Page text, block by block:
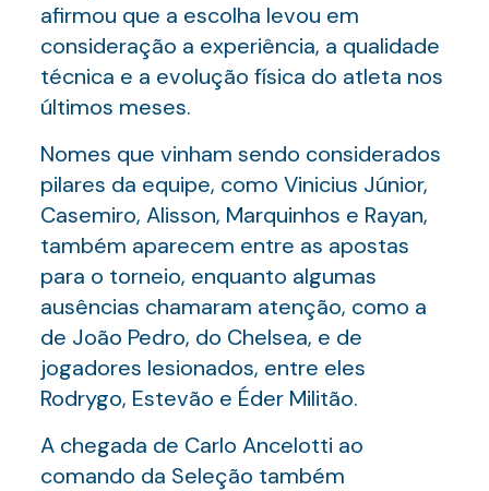
afirmou que a escolha levou em
consideração a experiência, a qualidade
técnica e a evolução física do atleta nos
últimos meses.
Nomes que vinham sendo considerados
pilares da equipe, como Vinicius Júnior,
Casemiro, Alisson, Marquinhos e Rayan,
também aparecem entre as apostas
para o torneio, enquanto algumas
ausências chamaram atenção, como a
de João Pedro, do Chelsea, e de
jogadores lesionados, entre eles
Rodrygo, Estevão e Éder Militão.
A chegada de Carlo Ancelotti ao
comando da Seleção também